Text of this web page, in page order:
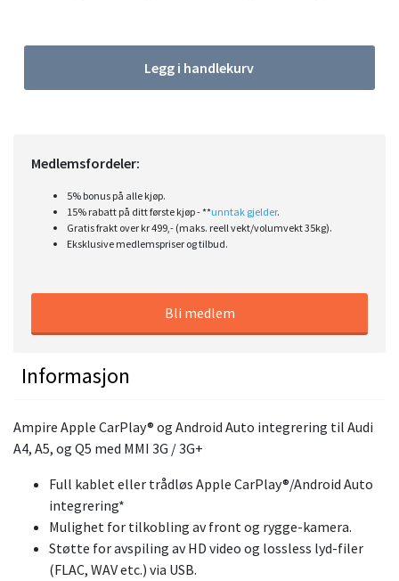
Legg i handlekurv
Medlemsfordeler:
5% bonus på alle kjøp.
15% rabatt på ditt første kjøp - **unntak gjelder.
Gratis frakt over kr 499,- (maks. reell vekt/volumvekt 35kg).
Eksklusive medlemspriser og tilbud.
Bli medlem
Informasjon
Ampire Apple CarPlay® og Android Auto integrering til Audi
A4, A5, og Q5 med MMI 3G / 3G+
Full kablet eller trådløs Apple CarPlay®/Android Auto
integrering*
Mulighet for tilkobling av front og rygge-kamera.
Støtte for avspiling av HD video og lossless lyd-filer
(FLAC, WAV etc.) via USB.